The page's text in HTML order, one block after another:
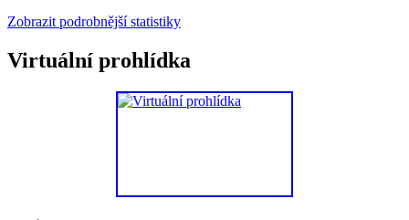
Zobrazit podrobnější statistiky
Virtuální prohlídka